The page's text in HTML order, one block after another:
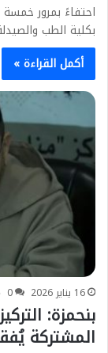
احتفاءً بمرور
بكلية الطب
أكمل القراءة »
16 يناير 2026 0
بنحمزة:
المشتركة